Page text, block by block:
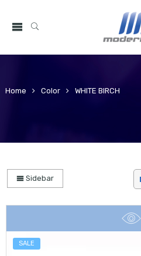
Home Color WHITE BIRCH
Sidebar
SALE